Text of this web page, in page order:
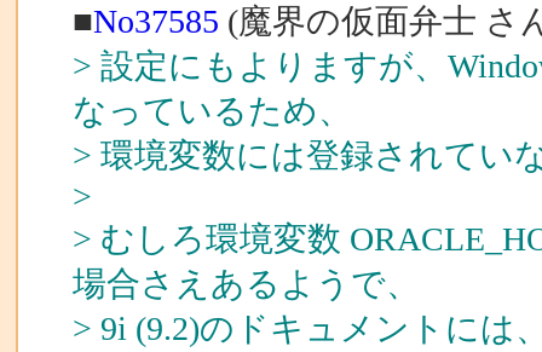
■No37585 (魔界の仮面弁士 さ
> 設定にもよりますが、
なっているため、
> 環境変数には登録されてい
>
> むしろ環境変数
場合さえあるようで、
> 9i (9.2)のドキュメントには